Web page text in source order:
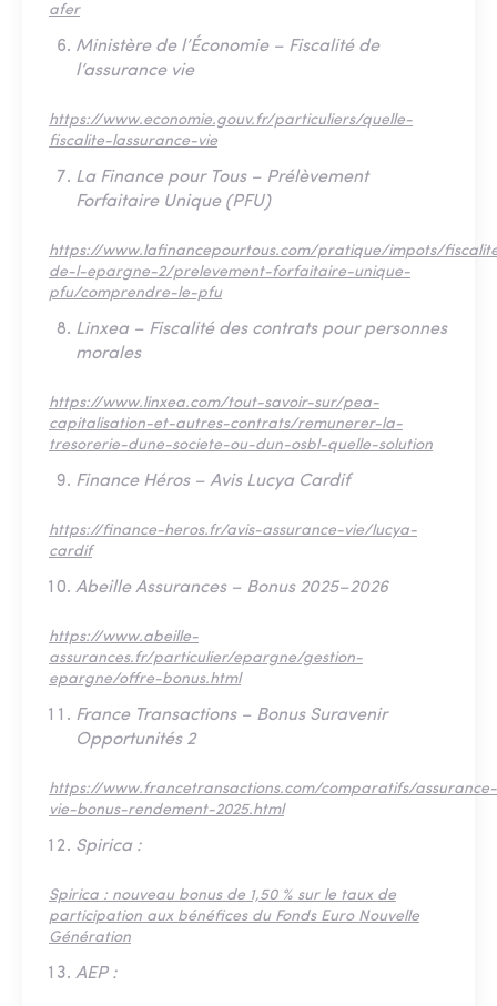
afer
Ministère de l’Économie – Fiscalité de
l’assurance vie
https://www.economie.gouv.fr/particuliers/quelle-
fiscalite-lassurance-vie
La Finance pour Tous – Prélèvement
Forfaitaire Unique (PFU)
https://www.lafinancepourtous.com/pratique/impots/
de-l-epargne-2/prelevement-forfaitaire-unique-
pfu/comprendre-le-pfu
Linxea – Fiscalité des contrats pour personnes
morales
https://www.linxea.com/tout-savoir-sur/pea-
capitalisation-et-autres-contrats/remunerer-la-
tresorerie-dune-societe-ou-dun-osbl-quelle-solution
Finance Héros – Avis Lucya Cardif
https://finance-heros.fr/avis-assurance-vie/lucya-
cardif
Abeille Assurances – Bonus 2025–2026
https://www.abeille-
assurances.fr/particulier/epargne/gestion-
epargne/offre-bonus.html
France Transactions – Bonus Suravenir
Opportunités 2
https://www.francetransactions.com/comparatifs/assurance-
vie-bonus-rendement-2025.html
Spirica :
Spirica : nouveau bonus de 1,50 % sur le taux de
participation aux bénéfices du Fonds Euro Nouvelle
Génération
AEP :